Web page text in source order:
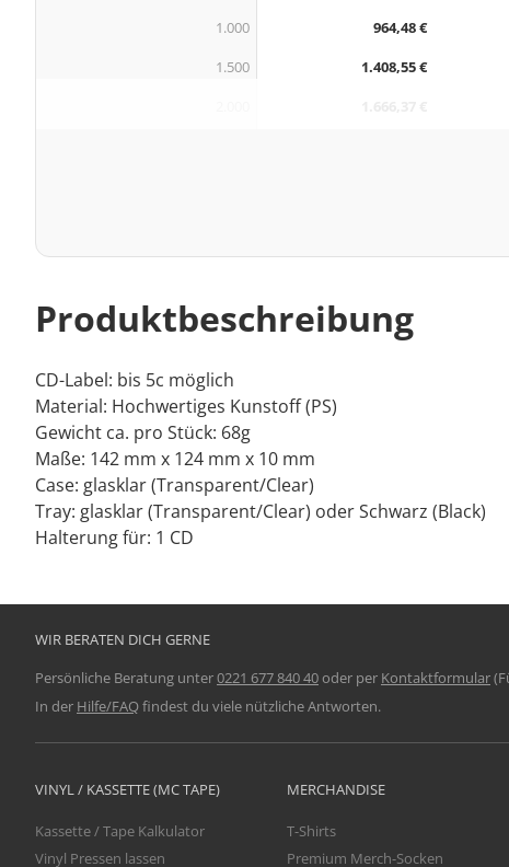
1.000
964,48 €
1.500
1.408,55 €
Produktbeschreibung
CD-Label: bis 5c möglich
Material: Hochwertiges Kunstoff (PS)
Gewicht ca. pro Stück: 68g
Maße: 142 mm x 124 mm x 10 mm
Case: glasklar (Transparent/Clear)
Tray: glasklar (Transparent/Clear) oder Schwarz (Black)
Halterung für: 1 CD
WIR BERATEN DICH GERNE
Persönliche Beratung unter0221 677 840 40oder per Kontaktformular
In der Hilfe/FAQfindest du viele nützliche Antworten.
VINYL / KASSETTE (MC TAPE)
Kassette / Tape Kalkulator
Vinyl Pressen lassen
MERCHANDISE
T-Shirts
Premium Merch-Socken